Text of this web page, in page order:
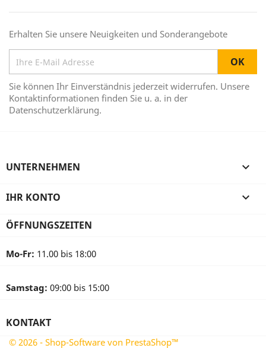
Erhalten Sie unsere Neuigkeiten und Sonderangebote
Sie können Ihr Einverständnis jederzeit widerrufen. Unsere
Kontaktinformationen finden Sie u. a. in der
Datenschutzerklärung.
UNTERNEHMEN 
IHR KONTO 
ÖFFNUNGSZEITEN
Mo-Fr: 11.00 bis 18:00
Samstag: 09:00 bis 15:00
KONTAKT
© 2026 - Shop-Software von PrestaShop™